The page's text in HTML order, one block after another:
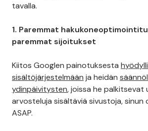
tavalla.
1. Paremmat
paremmat sijoitukset
Kiitos Googlen painotuksesta
sisältöjärjestelmään ja heidän
ydinpäivitysten, joissa he
arvosteluja sisältäviä sivustoja, sinun
ASAP.